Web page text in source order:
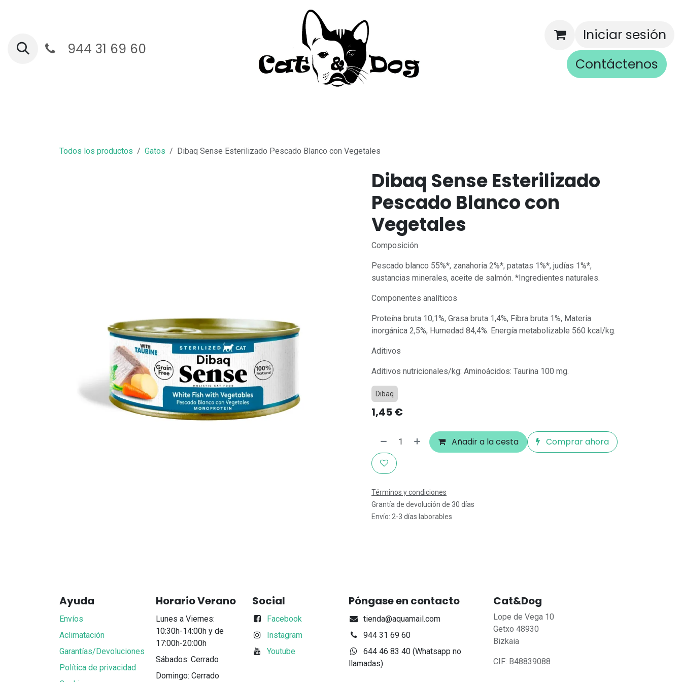
944 31 69 60
Iniciar sesión
Contáctenos
Todos los productos Gatos Dibaq Sense Esterilizado Pescado Blanco con Vegetales
Dibaq Sense Esterilizado
Pescado Blanco con
Vegetales
Composición
Pescado blanco 55%*, zanahoria 2%*, patatas 1%*, judías 1%*,
sustancias minerales, aceite de salmón. *Ingredientes naturales.
Componentes analíticos
Proteína bruta 10,1%, Grasa bruta 1,4%, Fibra bruta 1%, Materia
inorgánica 2,5%, Humedad 84,4%. Energía metabolizable 560 kcal/kg.
Aditivos
Aditivos nutricionales/kg: Aminoácidos: Taurina 100 mg.
Dibaq
1,45€
Añadir a la cesta Comprar ahora
Términos y condiciones
Grantía de devolución de 30 días
Envío: 2-3 días laborables
Ayuda
Envíos
Aclimatación
Garantías/Devoluciones
Política de privacidad
Horario Verano
Lunes a Viernes:
10:30h-14:00h y de
17:00h-20:00h
Sábados: Cerrado
Domingo: Cerrado
Social
Facebook
Instagram
Youtube
Póngase en contacto
tienda@aquamail.com
944 31 69 60
644 46 83 40 (Whatsapp no
llamadas)
Cat&Dog
Lope de Vega 10
Getxo 48930
Bizkaia
CIF: B48839088